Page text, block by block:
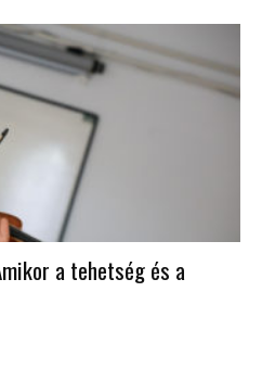
a tehetség és a